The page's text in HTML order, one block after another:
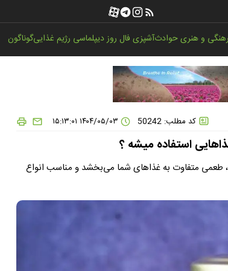
و هنریحوادثآشپزیفال روزدیپلماسی رژیم غذاییگوناگون
کد مطلب: 50242
استفاده میشه ؟
طعمی متفاوت به غذاهای شما می‌بخشد و مناسب انواع